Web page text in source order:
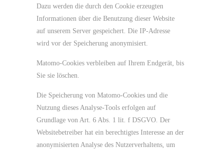
Dazu werden die durch den Cookie erzeugten
Informationen über die Benutzung dieser Website
auf unserem Server gespeichert. Die IP-Adresse
wird vor der Speicherung anonymisiert.
Matomo-Cookies verbleiben auf Ihrem Endgerät, bis
Sie sie löschen.
Die Speicherung von Matomo-Cookies und die
Nutzung dieses Analyse-Tools erfolgen auf
Grundlage von Art. 6 Abs. 1 lit. f DSGVO. Der
Websitebetreiber hat ein berechtigtes Interesse an der
anonymisierten Analyse des Nutzerverhaltens, um